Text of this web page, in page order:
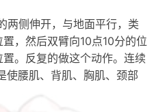
两侧伸开，与地面平行，类
，然后双臂向10点10分的位
。反复的做这个动作。连续
腰肌、背肌、胸肌、颈部